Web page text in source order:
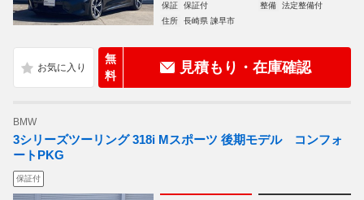
保証
保証付 整備
法定整備付
住所
長崎県 諫早市
無
料
見積もり・在庫確認
BMW
3シリーズツーリング 318i Mスポーツ 後期モデル コンフォ
ートPKG
保証付